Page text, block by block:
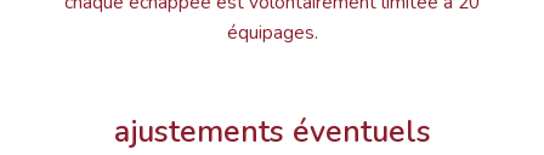
équipages.
ajustements éventuels